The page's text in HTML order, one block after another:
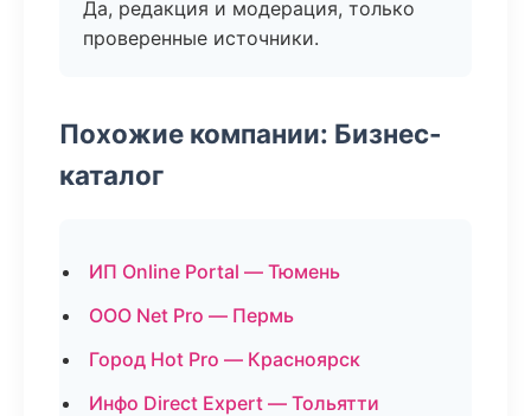
Да, редакция и модерация, только
проверенные источники.
Похожие компании: Бизнес-
каталог
ИП Online Portal — Тюмень
ООО Net Pro — Пермь
Город Hot Pro — Красноярск
Инфо Direct Expert — Тольятти